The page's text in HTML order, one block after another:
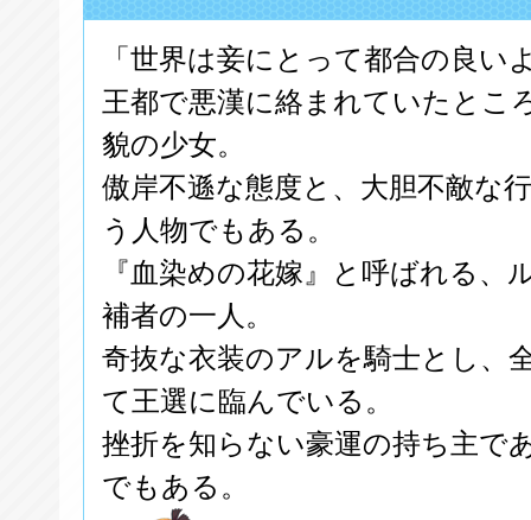
「世界は妾にとって都合の良い
王都で悪漢に絡まれていたとこ
貌の少女。
傲岸不遜な態度と、大胆不敵な
う人物でもある。
『血染めの花嫁』と呼ばれる、
補者の一人。
奇抜な衣装のアルを騎士とし、
て王選に臨んでいる。
挫折を知らない豪運の持ち主で
でもある。